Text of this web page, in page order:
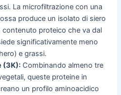
La microfiltrazione con una
produce un isolato di siero
contenuto proteico che va dal
significativamente meno
e grassi.
(3K): Combinando almeno tre
queste proteine in
un profilo aminoacidico